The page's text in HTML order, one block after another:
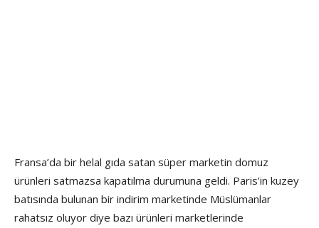
Fransa’da bir helal gıda satan süper marketin domuz
ürünleri satmazsa kapatılma durumuna geldi. Paris’in kuzey
batısında bulunan bir indirim marketinde Müslümanlar
rahatsız oluyor diye bazı ürünleri marketlerinde